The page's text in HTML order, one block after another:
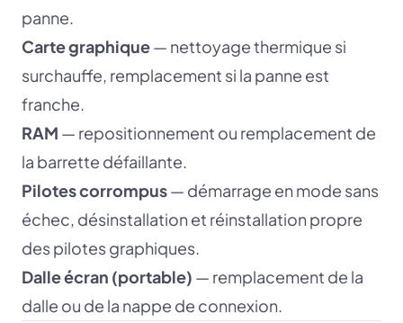
panne.
Carte graphique— nettoyage thermique si
surchauffe, remplacement si la panne est
franche.
RAM — repositionnement ou remplacement de
la barrette défaillante.
Pilotes corrompus— démarrage en mode sans
échec, désinstallation et réinstallation propre
des pilotes graphiques.
Dalle écran (portable) — remplacement de la
dalle ou de la nappe de connexion.